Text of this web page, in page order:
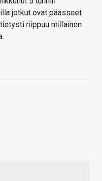
jotkut ovat päässeet
riippuu millainen